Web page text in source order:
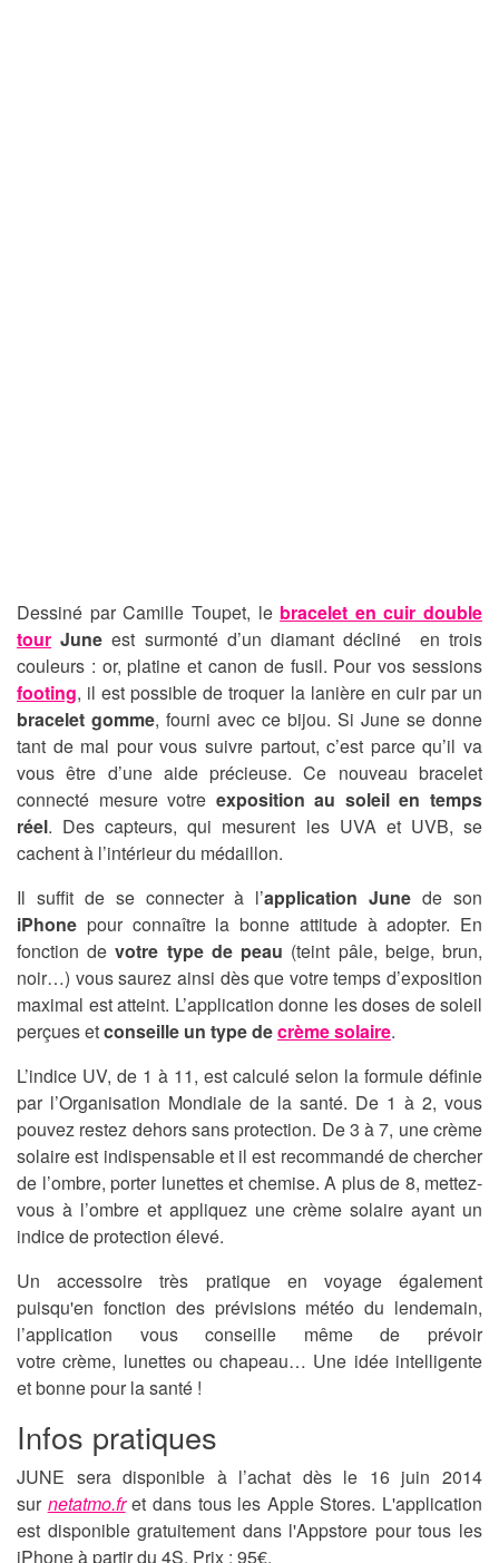
Dessiné par Camille Toupet, le bracelet en cuir double
tour June est surmonté d’un diamant décliné en trois
couleurs : or, platine et canon de fusil. Pour vos sessions
footing, il est possible de troquer la lanière en cuir par un
bracelet gomme, fourni avec ce bijou. Si June se donne
tant de mal pour vous suivre partout, c’est parce qu’il va
vous être d’une aide précieuse. Ce nouveau bracelet
connecté mesure votre exposition au soleil en temps
réel. Des capteurs, qui mesurent les UVA et UVB, se
cachent à l’intérieur du médaillon.
Il suffit de se connecter à l’application June de son
iPhone pour connaître la bonne attitude à adopter. En
fonction devotre type de peau (teint pâle, beige, brun,
noir…) vous saurez ainsi dès que votre temps d’exposition
maximal est atteint. L’application donne les doses de soleil
perçues etconseille un type decrème solaire.
L’indice UV, de 1 à 11, est calculé selon la formule définie
par l’Organisation Mondiale de la santé. De 1 à 2, vous
pouvez restez dehors sans protection. De 3 à 7, une crème
solaire est indispensable et il est recommandé de chercher
de l’ombre, porter lunettes et chemise. A plus de 8, mettez-
vous à l’ombre et appliquez une crème solaire ayant un
indice de protection élevé.
Un accessoire très pratique en voyage également
puisqu'en fonction des prévisions météo du lendemain,
l’application vous conseille même de prévoir
votre crème, lunettes ou chapeau… Une idée intelligente
et bonne pour la santé !
Infos pratiques
JUNE sera disponible à l’achat dès le 16 juin 2014
sur netatmo.fret dans tous les Apple Stores. L'application
est disponible gratuitement dans l'Appstore pour tous les
iPhone à partir du 4S. Prix : 95€.